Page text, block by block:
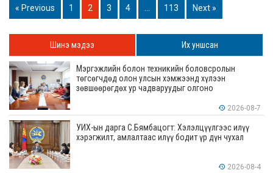
Улсын Засгийн газры
« Previous 1 2 3 4 113 Next »
Шинэ мэдээ Их уншсан
Мэргэжлийн болон техникийн боловсролын
төгсөгчдөд олон улсын хэмжээнд хүлээн
зөвшөөрөгдөх ур чадваруудыг олгоно
2026-08-7
УИХ-ын дарга С.Бямбацогт: Хэлэлцүүлгээс илүү
хэрэгжилт, амлалтаас илүү бодит үр дүн чухал
2026-08-4